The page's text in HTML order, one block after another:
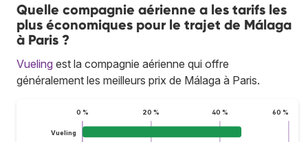
Quelle compagnie aérienne a les tarifs les
plus économiques pour le trajet de Málaga
à Paris ?
Vueling est la compagnie aérienne qui offre
généralement les meilleurs prix de Málaga à Paris.
0 % 20 % 40 % 60 %
Vueling